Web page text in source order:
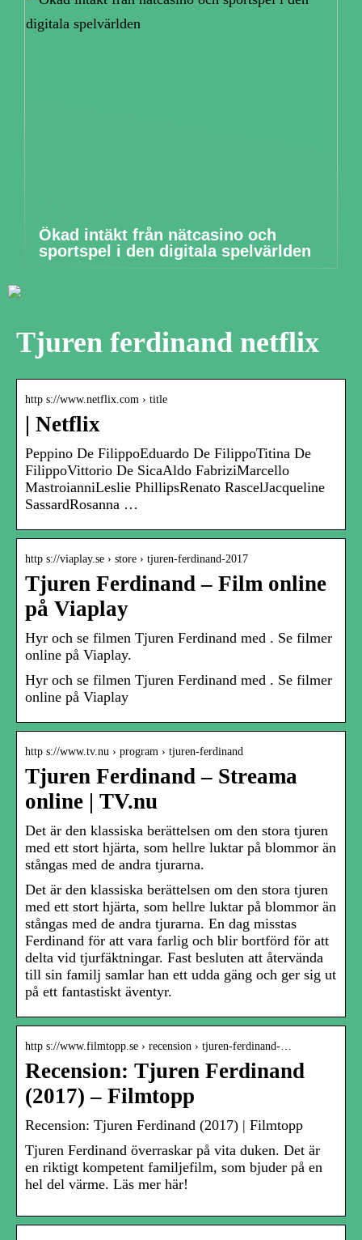
Ökad intäkt från nätcasino och
sportspel i den digitala spelvärlden
Tjuren ferdinand netflix
http s://www.netflix.com › title
| Netflix
Peppino De FilippoEduardo De FilippoTitina De
FilippoVittorio De SicaAldo FabriziMarcello
MastroianniLeslie PhillipsRenato RascelJacqueline
SassardRosanna …
http s://viaplay.se › store › tjuren-ferdinand-2017
Tjuren Ferdinand – Film online
på Viaplay
Hyr och se filmen Tjuren Ferdinand med . Se filmer
online på Viaplay.
Hyr och se filmen Tjuren Ferdinand med . Se filmer
online på Viaplay
http s://www.tv.nu › program › tjuren-ferdinand
Tjuren Ferdinand – Streama
online | TV.nu
Det är den klassiska berättelsen om den stora tjuren
med ett stort hjärta, som hellre luktar på blommor än
stångas med de andra tjurarna.
Det är den klassiska berättelsen om den stora tjuren
med ett stort hjärta, som hellre luktar på blommor än
stångas med de andra tjurarna. En dag misstas
Ferdinand för att vara farlig och blir bortförd för att
delta vid tjurfäktningar. Fast besluten att återvända
till sin familj samlar han ett udda gäng och ger sig ut
på ett fantastiskt äventyr.
http s://www.filmtopp.se › recension › tjuren-ferdinand-…
Recension: Tjuren Ferdinand
(2017) – Filmtopp
Recension: Tjuren Ferdinand (2017) | Filmtopp
Tjuren Ferdinand överraskar på vita duken. Det är
en riktigt kompetent familjefilm, som bjuder på en
hel del värme. Läs mer här!